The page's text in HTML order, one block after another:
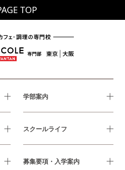
TOP
学部案内
スクールライフ
募集要項・入学案内